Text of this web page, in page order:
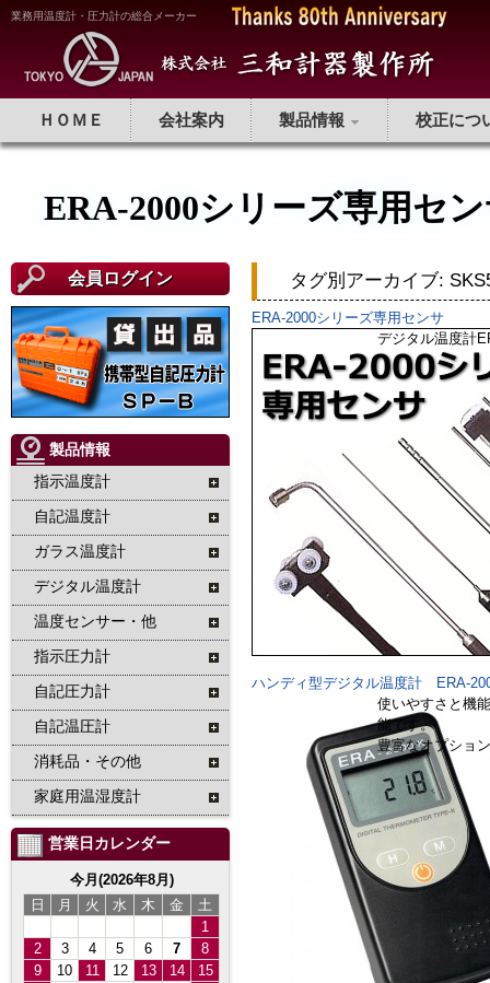
業務用温度計・圧力計の総合メーカー
ＨＯＭＥ 会社案内 製品情報 校正につ
ERA-2000シリーズ専用セ
会員ログイン
製品情報
指示温度計
自記温度計
ガラス温度計
デジタル温度計
温度センサー・他
指示圧力計
自記圧力計
自記温圧計
消耗品・その他
家庭用温湿度計
営業日カレンダー
今月(2026年8月)
日
月 火 水 木 金
土
1
2
3 4 5 6 7
8
9
10 11 12 13 14
15
タグ別アーカイブ:
ERA-2000シリーズ専用センサ
デジタル温度計
ハンディ型デジタル温度計 ERA-
使いやすさと機
能です。
豊富なオプショ